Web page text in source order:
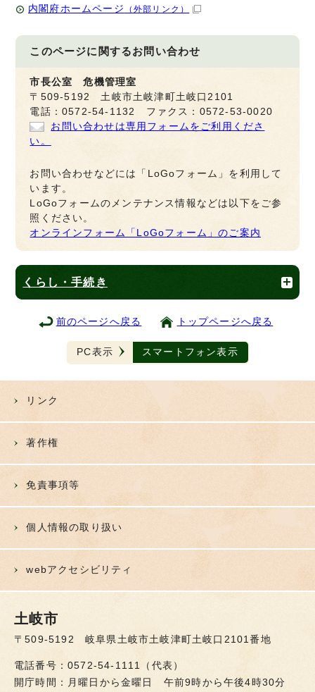
内閣府ホームページ （外部リンク）
このページに関するお問い合わせ
市長公室 危機管理室
〒509-5192 土岐市土岐津町土岐口2101
電話：0572-54-1132 ファクス：0572-53-0020
お問い合わせは専用フォームをご利用くださ
い。
お問い合わせなどには「LoGoフォーム」を利用して
います。
LoGoフォームのメンテナンス情報などは以下をご参
照ください。
オンラインフォーム「LoGoフォーム」のご案内
くらし・手続き
前のページへ戻る トップページへ戻る
PC表示 スマートフォン表示
リンク
著作権
免責事項等
個人情報の取り扱い
webアクセシビリティ
土岐市
〒509-5192 岐阜県土岐市土岐津町土岐口2101番地
電話番号：0572-54-1111（代表）
開庁時間：月曜日から金曜日 午前9時から午後4時30分